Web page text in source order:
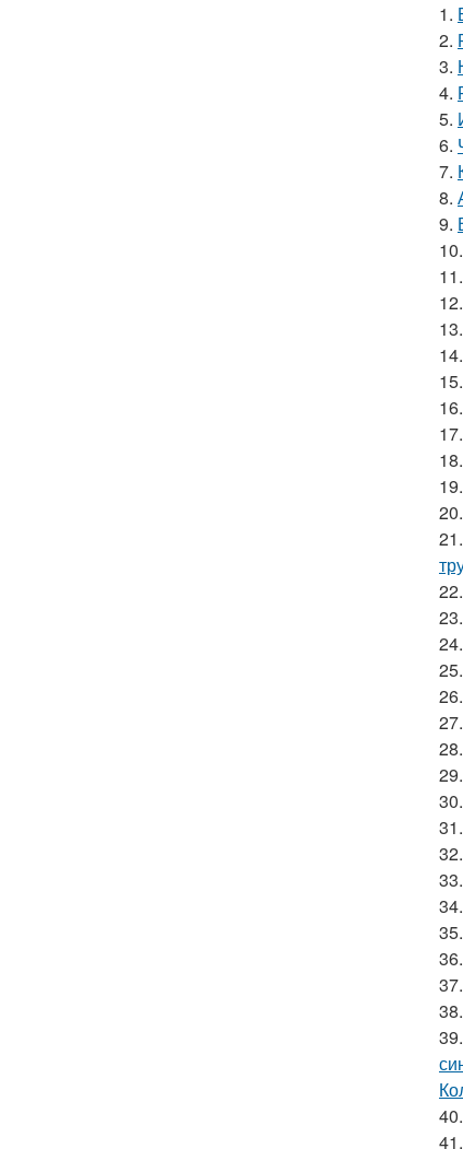
1.
2.
3.
4.
5.
6.
7.
8.
9.
10.
11.
12.
13.
14.
15.
16.
17.
18.
19.
20.
21.
22.
23.
24.
25.
26.
27.
28.
29.
30.
31.
32.
33.
34.
35.
36.
37.
38.
39.
40.
41.